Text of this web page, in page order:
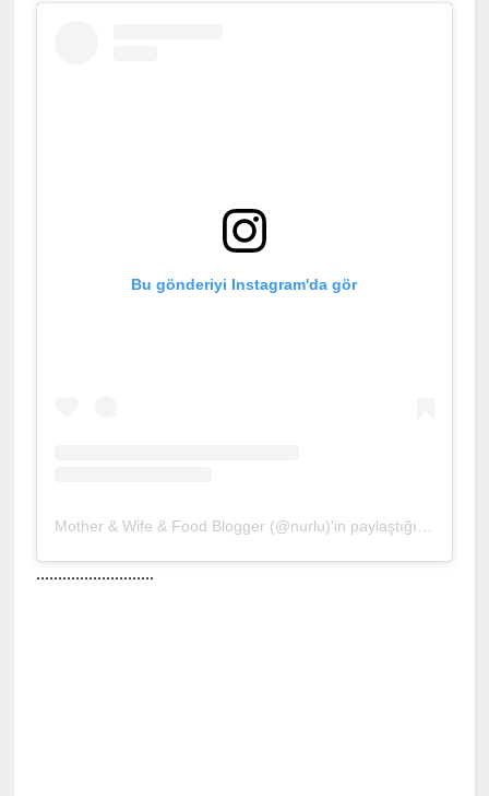
Bu gönderiyi Instagram'da gör
...........................